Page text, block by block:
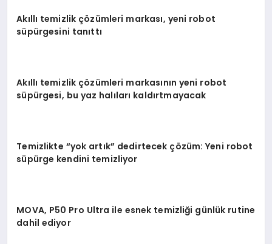
Akıllı temizlik çözümleri markası, yeni robot
süpürgesini tanıttı
Akıllı temizlik çözümleri markasının yeni robot
süpürgesi, bu yaz halıları kaldırtmayacak
Temizlikte “yok artık” dedirtecek çözüm: Yeni robot
süpürge kendini temizliyor
MOVA, P50 Pro Ultra ile esnek temizliği günlük rutine
dahil ediyor